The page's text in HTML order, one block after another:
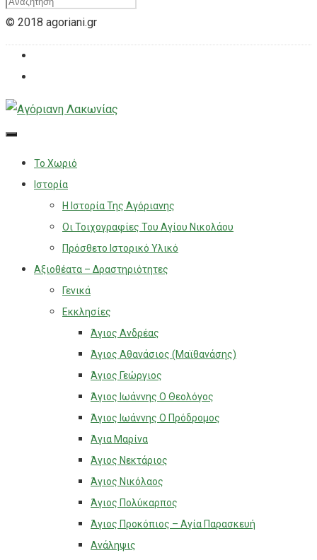
© 2018 agoriani.gr
Το Χωριό
Ιστορία
Η Ιστορία Της Αγόριανης
Οι Τοιχογραφίες Του Αγίου Νικολάου
Πρόσθετο Ιστορικό Υλικό
Αξιοθέατα – Δραστηριότητες
Γενικά
Εκκλησίες
Άγιος Ανδρέας
Άγιος Αθανάσιος (Μαϊθανάσης)
Άγιος Γεώργιος
Άγιος Ιωάννης Ο Θεολόγος
Άγιος Ιωάννης Ο Πρόδρομος
Άγια Μαρίνα
Άγιος Νεκτάριος
Άγιος Νικόλαος
Άγιος Πολύκαρπος
Άγιος Προκόπιος – Αγία Παρασκευή
Ανάληψις